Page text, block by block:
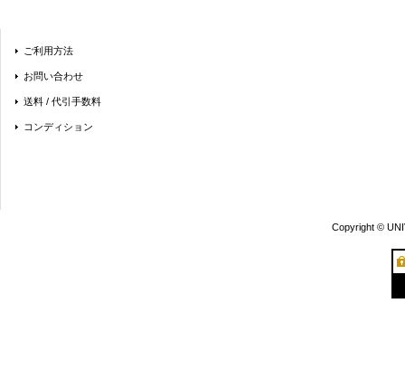
ご利用方法
お問い合わせ
送料 / 代引手数料
コンディション
Copyright ©